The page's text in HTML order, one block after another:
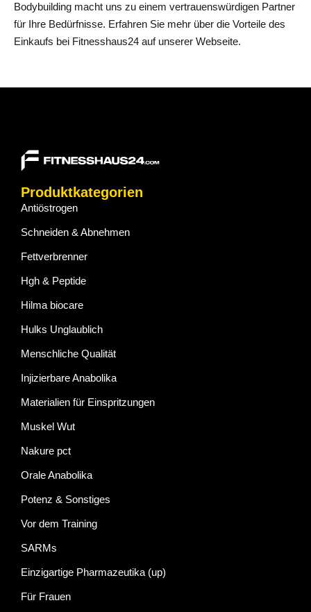
Bodybuilding macht uns zu einem vertrauenswürdigen Partner
für Ihre Bedürfnisse. Erfahren Sie mehr über die Vorteile des
Einkaufs bei Fitnesshaus24 auf unserer Webseite.
Produktkategorien
Antiöstrogen
Schneiden & Abnehmen
Fettverbrenner
Hgh & Peptide
Hilma biocare
Hulks Unglaublich
Menschliche Qualität
Injizierbare Anabolika
Materialien für Einspritzungen
Muskel Wut
Nakure pct
Orale Anabolika
Potenz & Sonstiges
Vor dem Training
SARMs
Einzigartige Pharmazeutika (up)
Für Frauen